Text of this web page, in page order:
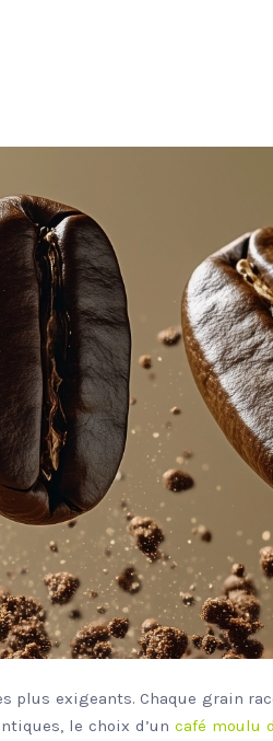
exigeants. Chaque grain
le choix d’uncafé moulu